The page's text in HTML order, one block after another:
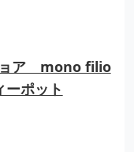
ョア mono filio
ーポット